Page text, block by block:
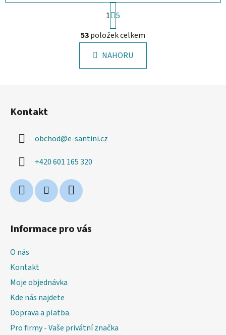
O
v
l
á
d
S
t
r
á
n
k
1 5
53položek celkem
NAHORU
Kontakt
obchod@e-santini.cz
+420 601 165 320
Informace pro vás
O nás
Kontakt
Moje objednávka
Kde nás najdete
Doprava a platba
Pro firmy - Vaše privátní značka